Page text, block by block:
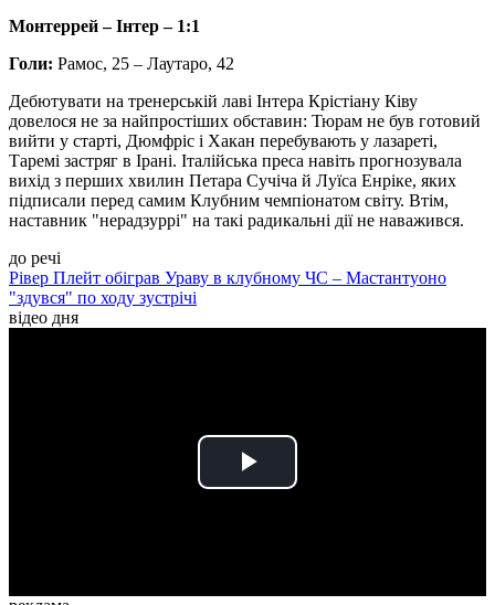
Монтеррей – Інтер – 1:1
Голи: Рамос, 25 – Лаутаро, 42
Дебютувати на тренерській лаві Інтера Крістіану Ківу
довелося не за найпростіших обставин: Тюрам не був готовий
вийти у старті, Дюмфріс і Хакан перебувають у лазареті,
Таремі застряг в Ірані. Італійська преса навіть прогнозувала
вихід з перших хвилин Петара Сучіча й Луїса Енріке, яких
підписали перед самим Клубним чемпіонатом світу. Втім,
наставник "нерадзуррі" на такі радикальні дії не наважився.
до речі
Рівер Плейт обіграв Ураву в клубному ЧС – Мастантуоно
"здувся" по ходу зустрічі
відео дня
Play